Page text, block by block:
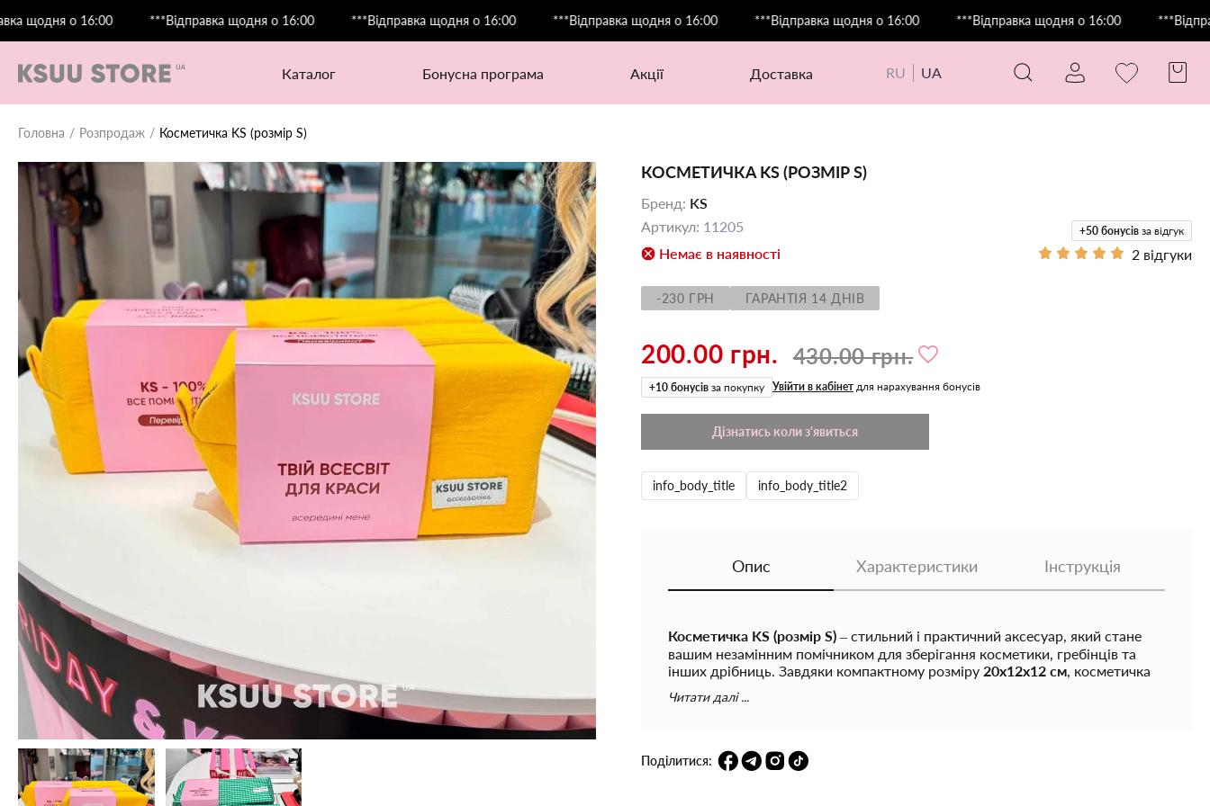
о 16:00 ***Відправка щодня о 16:00 ***Відправка щодня о 16:00 ***Відправка щодня о 16:00 ***Відправка щодня о 16:00 ***Відправка щодня о 16:00 ***Відправка
каталог бонусна програма акції доставка RU UA
Головна Розпродаж Косметичка KS (розмір S)
КОСМЕТИЧКА KS (РОЗМІР S)
Бренд: KS
Артикул: 11205
Немає в наявності
+50 бонусів за відгук
2 відгуки
-230 ГРН ГАРАНТІЯ 14 ДНІВ
200.00 грн. 430.00 грн.
+10 бонусів за покупку Увійти в кабінет для нарахування бонусів
Дізнатись коли з'явиться
info_body_title info_body_title2
Опис Характеристики Інструкція
Косметичка KS (розмір S) – стильний і практичний аксесуар, який стане
вашим незамінним помічником для зберігання косметики, гребінців та
інших дрібниць. Завдяки компактному розміру 20х12х12 см, косметичка
зручно поміщається в сумці, рюкзаку чи валізі, забезпечуючи порядок і
легкий доступ до необхідного. Якщо ви шукаєте, де
Вона оснащена зручним гачком для підвішування, що дозволяє
комфортно зберігати її вдома або брати з собою в подорожі. Ви зможете
Читати далі ...
Поділитися: